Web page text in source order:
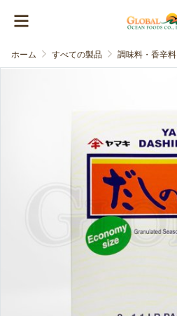
ホーム すべての製品 調味料・香辛料